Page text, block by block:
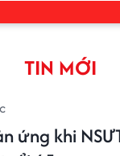
TIN MỚI
ứng khi